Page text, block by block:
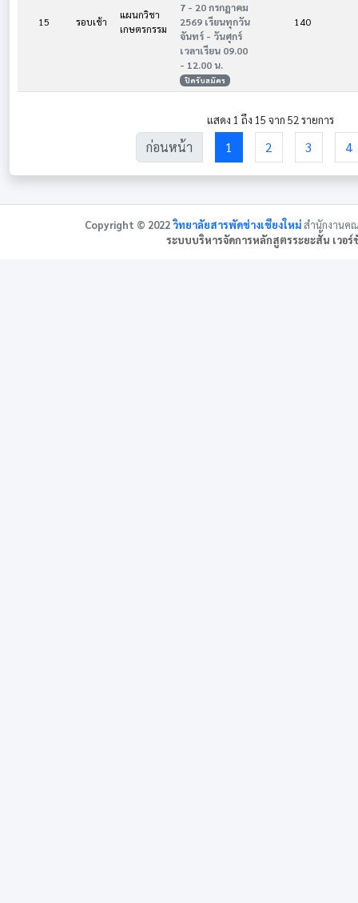
15 รอบเช้า
แผนกวิชา
เกษตรกรรม
7 - 20 กรกฎาคม
2569 เรียนทุกวัน
จันทร์ - วันศุกร์
เวลาเรียน 09.00
- 12.00 น.
ปิดรับสมัคร
140
แสดง 1 ถึง 15 จาก 52 รายการ
ก่อนหน้า 1 2 3 4
Copyright © 2022วิทยาลัยสารพัดช่างเชียงใหม่(เปิดในหน้
สำนักงานค
ระบบบริหารจัดการหลักสูตรระยะสั้น เวอร์